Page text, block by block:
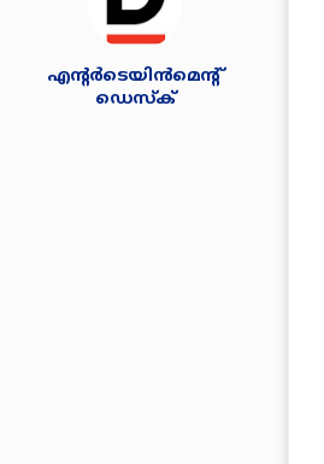
എന്റര്‍ടെയിന്‍മെന്റ്
ഡെസ്‌ക്